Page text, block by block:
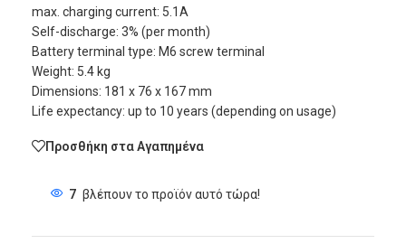
max. charging current: 5.1A
Self-discharge: 3% (per month)
Battery terminal type: M6 screw terminal
Weight: 5.4 kg
Dimensions: 181 x 76 x 167 mm
Life expectancy: up to 10 years (depending on usage)
Προσθήκη στα Αγαπημένα
7 βλέπουν το προϊόν αυτό τώρα!